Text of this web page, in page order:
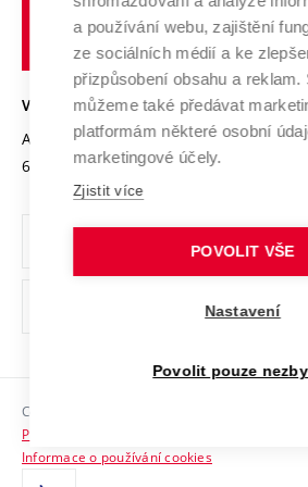
Transfer znalostí
Open Science
Projekty
Projekty ze strukturálních fondů
Specifický výzkum
Služby univerzity
Mezinárodní dohody
Univerzitní sítě
Podnikavá univerzita / ContriBUTe
Bezpečná univerzita
Vyznamenání
Organizační struktura
Ochrana osobních údajů
odkaz)
Sociální bezpečí
HR Award
VYSOKÉ UČENÍ TECHNICKÉ V BRNĚ
Antonínská 548/1
602 00 Brno
www.vut.cz
vut@vutbr.cz
Copyright © 2026 VUT
Prohlášení o přístupnosti
Informace o používání cookies
a používání webu, zajištění
ze sociálních médií a ke
přizpůsobení obsahu a reklam.
můžeme také předávat
platformám některé osobní
marketingové účely.
Zjistit více
POVOLIT VŠE
Nastavení
Povolit pouze